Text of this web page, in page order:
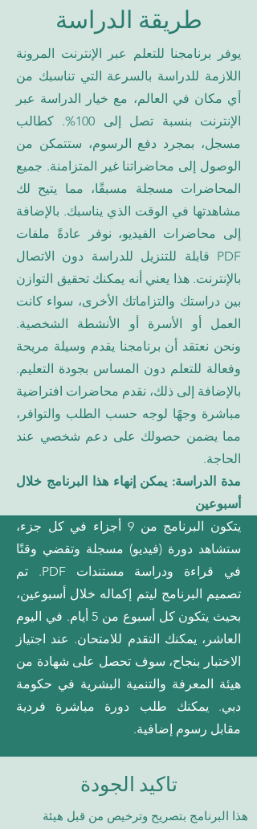
طريقة الدراسة
يوفر برنامجنا للتعلم عبر الإنترنت المرونة
اللازمة للدراسة بالسرعة التي تناسبك من
أي مكان في العالم، مع خيار الدراسة عبر
الإنترنت بنسبة تصل إلى 100%. كطالب
مسجل، بمجرد دفع الرسوم، ستتمكن من
الوصول إلى محاضراتنا غير المتزامنة. جميع
المحاضرات مسجلة مسبقًا، مما يتيح لك
مشاهدتها في الوقت الذي يناسبك. بالإضافة
إلى محاضرات الفيديو، نوفر عادةً ملفات
PDF قابلة للتنزيل للدراسة دون الاتصال
بالإنترنت. هذا يعني أنه يمكنك تحقيق التوازن
بين دراستك والتزاماتك الأخرى، سواء كانت
العمل أو الأسرة أو الأنشطة الشخصية.
ونحن نعتقد أن برنامجنا يقدم وسيلة مريحة
وفعالة للتعلم دون المساس بجودة التعليم.
بالإضافة إلى ذلك، نقدم محاضرات افتراضية
مباشرة وجهًا لوجه حسب الطلب والتوافر،
مما يضمن حصولك على دعم شخصي عند
الحاجة.
مدة الدراسة: يمكن إنهاء هذا البرنامج خلال
أسبوعين
يتكون البرنامج من 9 أجزاء في كل جزء،
ستشاهد دورة (فيديو) مسجلة وتقضي وقتًا
في قراءة ودراسة مستندات PDF. تم
تصميم البرنامج ليتم إكماله خلال أسبوعين،
بحيث يتكون كل أسبوع من 5 أيام. في اليوم
العاشر، يمكنك التقدم للامتحان. عند اجتياز
الاختبار بنجاح، سوف تحصل على شهادة من
هيئة المعرفة والتنمية البشرية في حكومة
دبي. يمكنك طلب دورة مباشرة فردية
مقابل رسوم إضافية.
تاكيد الجودة
هذا البرنامج بتصريح وترخيص من قبل هيئة